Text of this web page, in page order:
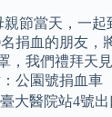
節當天，一起
捐血的朋友，
，我們禮拜天
公園號捐血車
大醫院站4號出